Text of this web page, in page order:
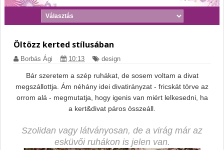
Öltözz kerted stílusában
Borbás Ági 10:13 design
Bár szeretem a szép ruhákat, de sosem voltam a divat
megszállottja. Ám néhány idei divatirányzat - fricskát törve az
orrom alá - megmutatja, hogy igenis van miért lelkesedni, ha
a kert&divat páros összeáll.
Szolidan vagy látványosan, de a virág már az
esküvői ruhákon is jelen van.